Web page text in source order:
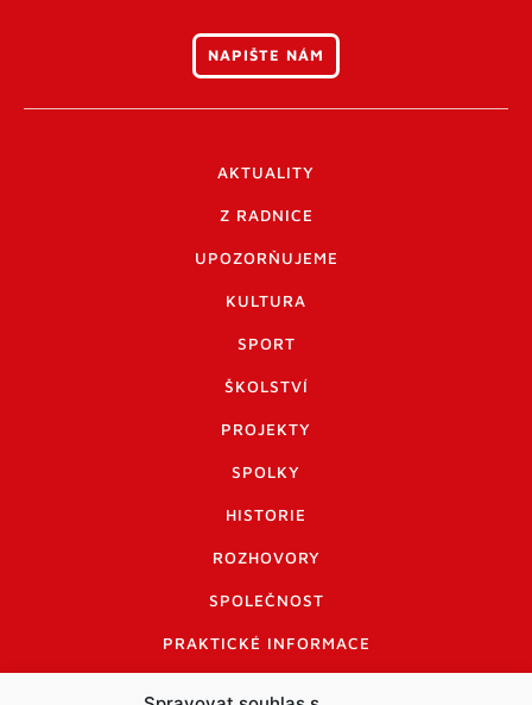
NAPIŠTE NÁM
AKTUALITY
Z RADNICE
UPOZORŇUJEME
KULTURA
SPORT
ŠKOLSTVÍ
PROJEKTY
SPOLKY
HISTORIE
ROZHOVORY
SPOLEČNOST
PRAKTICKÉ INFORMACE